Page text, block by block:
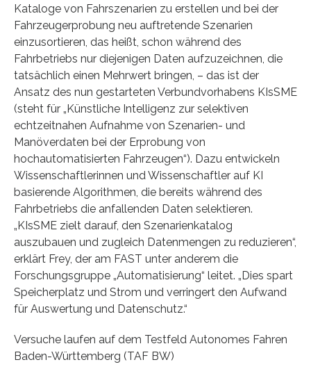
Kataloge von Fahrszenarien zu erstellen und bei der
Fahrzeugerprobung neu auftretende Szenarien
einzusortieren, das heißt, schon während des
Fahrbetriebs nur diejenigen Daten aufzuzeichnen, die
tatsächlich einen Mehrwert bringen, – das ist der
Ansatz des nun gestarteten Verbundvorhabens KIsSME
(steht für „Künstliche Intelligenz zur selektiven
echtzeitnahen Aufnahme von Szenarien- und
Manöverdaten bei der Erprobung von
hochautomatisierten Fahrzeugen“). Dazu entwickeln
Wissenschaftlerinnen und Wissenschaftler auf KI
basierende Algorithmen, die bereits während des
Fahrbetriebs die anfallenden Daten selektieren.
„KIsSME zielt darauf, den Szenarienkatalog
auszubauen und zugleich Datenmengen zu reduzieren“,
erklärt Frey, der am FAST unter anderem die
Forschungsgruppe „Automatisierung“ leitet. „Dies spart
Speicherplatz und Strom und verringert den Aufwand
für Auswertung und Datenschutz.“
Versuche laufen auf dem Testfeld Autonomes Fahren
Baden-Württemberg (TAF BW)